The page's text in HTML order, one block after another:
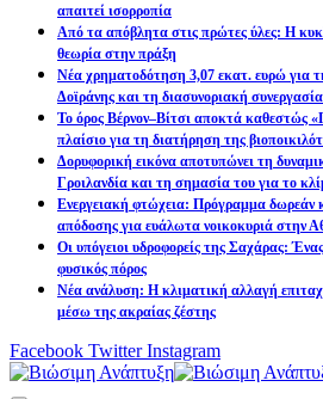
απαιτεί ισορροπία
Από τα απόβλητα στις πρώτες ύλες: Η
θεωρία στην πράξη
Νέα χρηματοδότηση 3,07 εκατ. ευρώ για
Δοϊράνης και τη διασυνοριακή
Το όρος Βέρνον–Βίτσι αποκτά καθεστώς
πλαίσιο για τη διατήρηση της
Δορυφορική εικόνα αποτυπώνει τη
Γροιλανδία και τη σημασία του για το
Ενεργειακή φτώχεια: Πρόγραμμα δωρεάν
απόδοσης για ευάλωτα νοικοκυριά στην
Οι υπόγειοι υδροφορείς της Σαχάρας:
φυσικός πόρος
Νέα ανάλυση: Η κλιματική αλλαγή
μέσω της ακραίας ζέστης
Facebook Twitter Instagram